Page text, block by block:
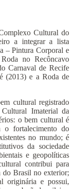
Cultural do
a integrar a lista
– Pintura Corporal e
no Recôncavo
Carnaval de Recife
(2013) e a Roda de
cultural registrado
Imaterial da
o bem cultural é
o fortalecimento do
no mundo; é
da sociedade
e geopolíticas
contribui para
do Brasil no exterior;
originária e possui,